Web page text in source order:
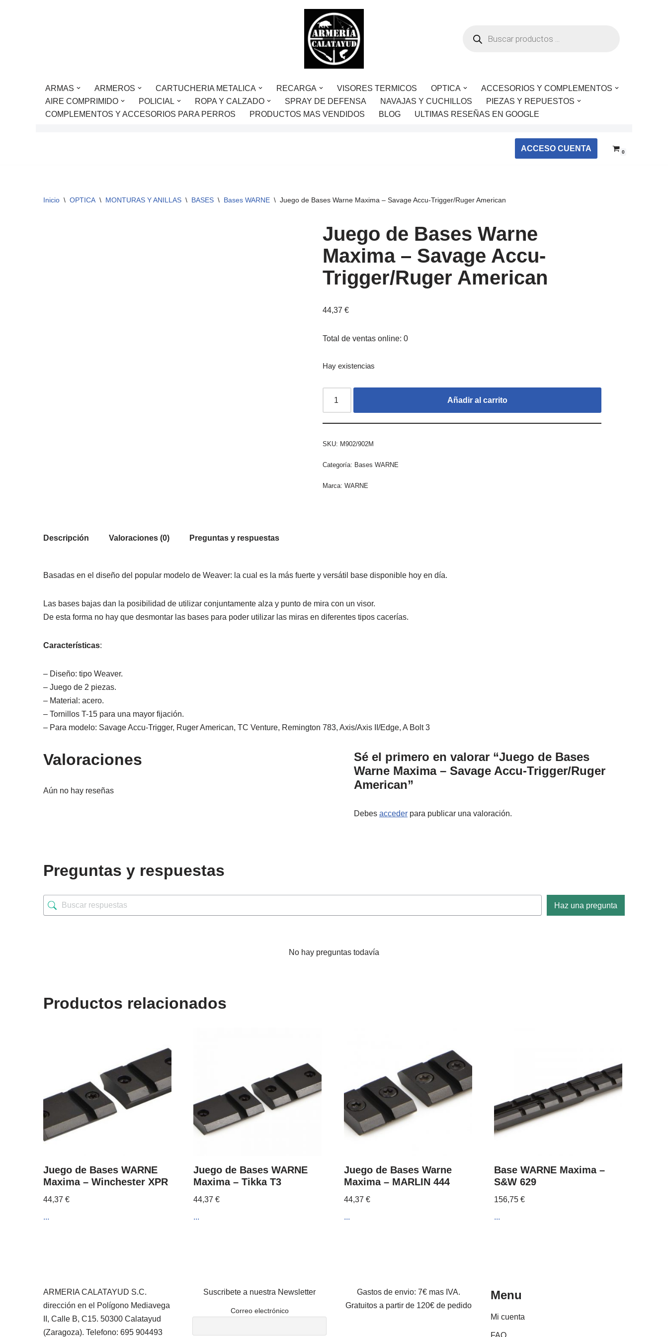
ARMAS ARMEROS CARTUCHERIA METALICA RECARGA VISORES TERMICOS OPTICA
ACCESORIOS Y COMPLEMENTOS
AIRE COMPRIMIDO
POLICIAL ROPA Y CALZADO SPRAY DE DEFENSA NAVAJAS Y CUCHILLOS
PIEZAS Y REPUESTOS
COMPLEMENTOS Y ACCESORIOS PARA PERROS
PRODUCTOS MAS VENDIDOS BLOG ULTIMAS RESEÑAS EN GOOGLE
ACCESO CUENTA 0
Inicio \ OPTICA \ MONTURAS Y ANILLAS \ BASES \ Bases WARNE \ Juego de Bases Warne Maxima – Savage Accu-Trigger/Ruger American
Juego de Bases Warne
Maxima – Savage Accu-
Trigger/Ruger American
44,37 €
Total de ventas online: 0
Hay existencias
Añadir al carrito
SKU: M902/902M
Categoría: Bases WARNE
Marca: WARNE
Descripción Valoraciones (0) Preguntas y respuestas
Basadas en el diseño del popular modelo de Weaver: la cual es la más fuerte y versátil base disponible hoy en día.
Las bases bajas dan la posibilidad de utilizar conjuntamente alza y punto de mira con un visor.
De esta forma no hay que desmontar las bases para poder utilizar las miras en diferentes tipos cacerías.
Características:
– Diseño: tipo Weaver.
– Juego de 2 piezas.
– Material: acero.
– Tornillos T-15 para una mayor fijación.
– Para modelo: Savage Accu-Trigger, Ruger American, TC Venture, Remington 783, Axis/Axis II/Edge, A Bolt 3
Valoraciones
Aún no hay reseñas
Sé el primero en valorar “Juego de Bases
Warne Maxima – Savage Accu-Trigger/Ruger
American”
Debes acceder para publicar una valoración.
Preguntas y respuestas
Haz una pregunta
No hay preguntas todavía
Productos relacionados
Juego de Bases WARNE
Maxima – Winchester XPR
44,37 €
...
Juego de Bases WARNE
Maxima – Tikka T3
44,37€
...
Juego de Bases Warne
Maxima – MARLIN 444
44,37 €
...
Base WARNE Maxima –
S&W 629
156,75€
...
ARMERIA CALATAYUD S.C.
dirección en el Polígono Mediavega
II, Calle B, C15. 50300 Calatayud
(Zaragoza). Telefono: 695 904493
Suscribete a nuestra Newsletter
Correo electrónico
Gastos de envio: 7€ mas IVA.
Gratuitos a partir de 120€ de pedido
Menu
Mi cuenta
FAQ